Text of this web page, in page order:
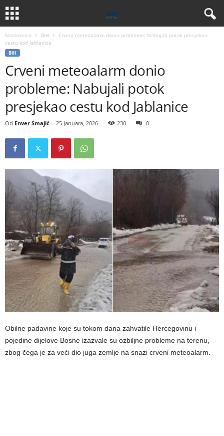
Naslovnica BIH
Crveni meteoalarm donio probleme: Nabujali potok presjekao
cestu kod Jablanice
BIH
Crveni meteoalarm donio
probleme: Nabujali potok
presjekao cestu kod Jablanice
Od Enver Smajić - 25 Januara, 2026 230 0
Obilne padavine koje su tokom dana zahvatile Hercegovinu i
pojedine dijelove Bosne izazvale su ozbiljne probleme na terenu,
zbog čega je za veći dio juga zemlje na snazi crveni meteoalarm.